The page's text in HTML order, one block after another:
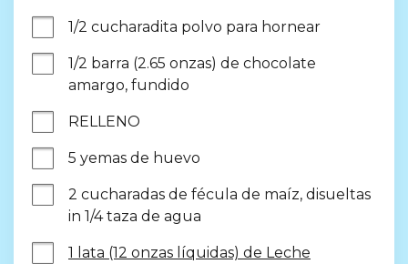
1/2 cucharadita polvo para hornear
1/2 barra (2.65 onzas) de chocolate
amargo, fundido
RELLENO
5 yemas de huevo
2 cucharadas de fécula de maíz, disueltas
in 1/4 taza de agua
1 lata (12 onzas líquidas) de Leche